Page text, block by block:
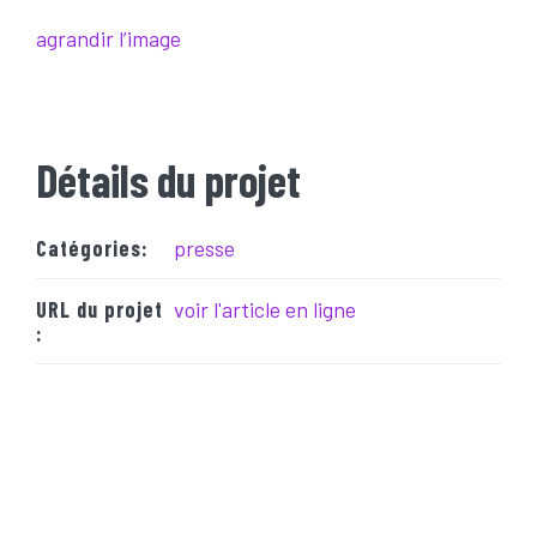
agrandir l’image
Détails du projet
Catégories: presse
URL du projet
:
voir l'article en ligne